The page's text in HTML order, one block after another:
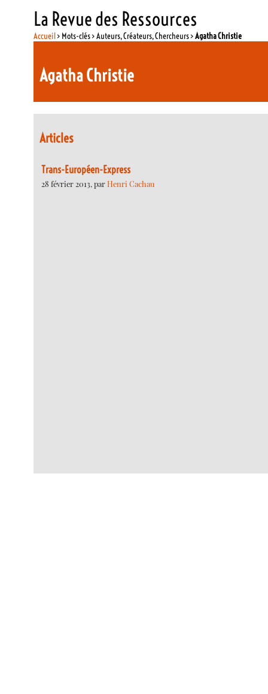
La Revue des Ressources
Accueil> Mots-clés > Auteurs, Créateurs, Chercheurs >Agatha Christie
Agatha Christie
Articles
Trans-Européen-Express
28 février 2013, parHenri Cachau